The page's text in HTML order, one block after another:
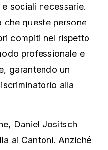
sociali necessarie.
che queste persone
compiti nel rispetto
professionale e
garantendo un
alla
Daniel Jositsch
ai Cantoni. Anziché